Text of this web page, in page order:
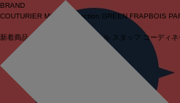
BRAND
COUTURIER MOGA Collection GREEN FRAPBOIS
新着商品 (ライブ) セール スタッフ コーディネ